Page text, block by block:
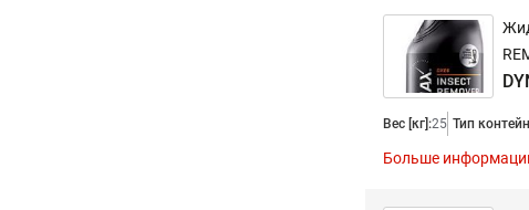
Вес [кг]:25 Тип
Больше